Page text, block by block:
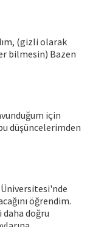
(gizli olarak
bilmesin) Bazen
için
düşüncelerimden
Üniversitesi'nde
öğrendim.
doğru